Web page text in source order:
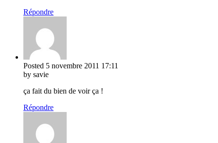
Répondre
Posted 5 novembre 2011 17:11
by savie
ça fait du bien de voir ça !
Répondre